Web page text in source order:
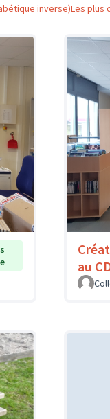
inverse)Les plus
au